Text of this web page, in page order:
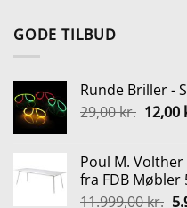
GODE TILBUD
Runde Briller -
29,00kr. Den
var:
29,00
12,00
Poul M. Volther
fra FDB Møbler
11.999,00kr.